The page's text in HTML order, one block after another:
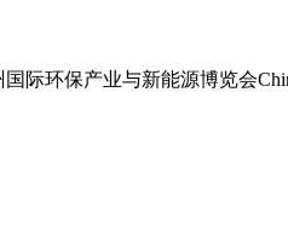
际环保产业与新能源博览会